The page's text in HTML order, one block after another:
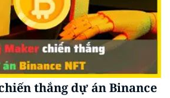
thắng dự án Binance